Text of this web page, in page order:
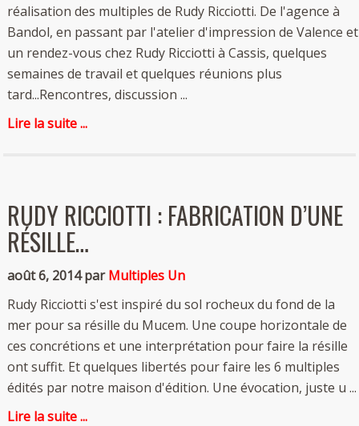
réalisation des multiples de Rudy Ricciotti. De l'agence à
Bandol, en passant par l'atelier d'impression de Valence et
un rendez-vous chez Rudy Ricciotti à Cassis, quelques
semaines de travail et quelques réunions plus
tard...Rencontres, discussion ...
Lire la suite ...
RUDY RICCIOTTI : FABRICATION D’UNE
RÉSILLE…
août 6, 2014 parMultiples Un
Rudy Ricciotti s'est inspiré du sol rocheux du fond de la
mer pour sa résille du Mucem. Une coupe horizontale de
ces concrétions et une interprétation pour faire la résille
ont suffit. Et quelques libertés pour faire les 6 multiples
édités par notre maison d'édition. Une évocation, juste u ...
Lire la suite ...